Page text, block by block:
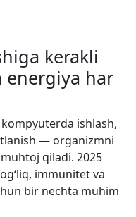
kerakli
energiya har
ishlash,
— organizmni
qiladi. 2025
immunitet va
bir nechta muhim